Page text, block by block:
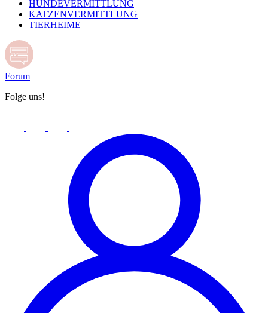
HUNDEVERMITTLUNG
KATZENVERMITTLUNG
TIERHEIME
Forum
Folge uns!